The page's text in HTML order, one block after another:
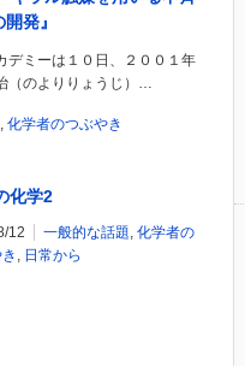
発』
デミーは１０日、２００１年
（のよりりょうじ）…
, 化学者のつぶやき
化学2
12 一般的な話題, 化学者の
, 日常から